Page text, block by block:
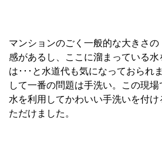
マンションのごく一般的な大きさ
感があるし、ここに溜まっている
は･･･と水道代も気になっておられ
して一番の問題は手洗い。この現
水を利用してかわいい手洗いを付
ただけました。